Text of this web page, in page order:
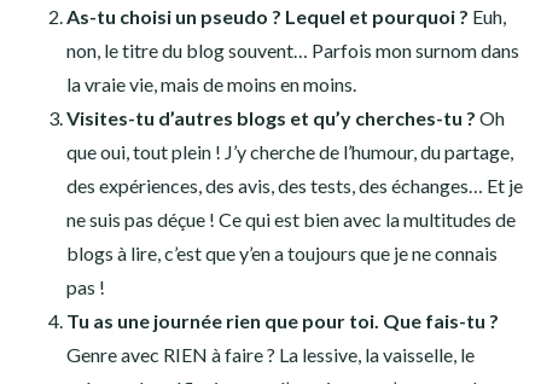
As-tu choisi un pseudo ? Lequel et pourquoi ? Euh,
non, le titre du blog souvent… Parfois mon surnom dans
la vraie vie, mais de moins en moins.
Visites-tu d’autres blogs et qu’y cherches-tu ? Oh
que oui, tout plein ! J’y cherche de l’humour, du partage,
des expériences, des avis, des tests, des échanges… Et je
ne suis pas déçue ! Ce qui est bien avec la multitudes de
blogs à lire, c’est que y’en a toujours que je ne connais
pas !
Tu as une journée rien que pour toi. Que fais-tu ?
Genre avec RIEN à faire ? La lessive, la vaisselle, le